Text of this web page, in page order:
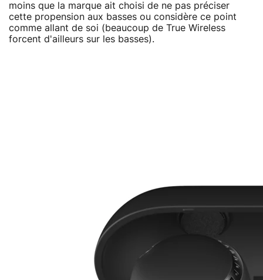
moins que la marque ait choisi de ne pas préciser
cette propension aux basses ou considère ce point
comme allant de soi (beaucoup de True Wireless
forcent d'ailleurs sur les basses).